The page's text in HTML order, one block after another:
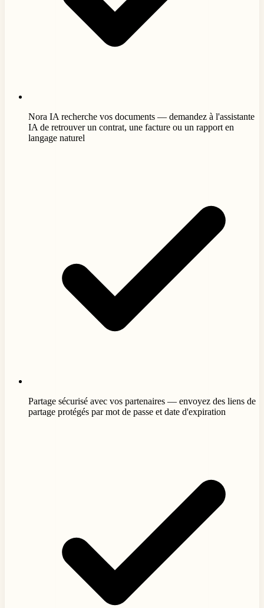
Nora IA recherche vos documents — demandez à l'assistante
IA de retrouver un contrat, une facture ou un rapport en
langage naturel
Partage sécurisé avec vos partenaires — envoyez des liens de
partage protégés par mot de passe et date d'expiration